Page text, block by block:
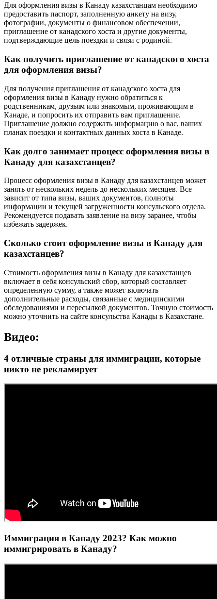
Для оформления визы в Канаду казахстанцам необходимо
предоставить паспорт, заполненную анкету на визу,
фотографии, документы о финансовом обеспечении,
приглашение от канадского хоста и другие документы,
подтверждающие цель поездки и связи с родиной.
Как получить приглашение от канадского хоста
для оформления визы?
Для получения приглашения от канадского хоста для
оформления визы в Канаду нужно обратиться к
родственникам, друзьям или знакомым, проживающим в
Канаде, и попросить их отправить вам приглашение.
Приглашение должно содержать информацию о вас, ваших
планах поездки и контактных данных хоста в Канаде.
Как долго занимает процесс оформления визы в
Канаду для казахстанцев?
Процесс оформления визы в Канаду для казахстанцев может
занять от нескольких недель до нескольких месяцев. Все
зависит от типа визы, ваших документов, полноты
информации и текущей загруженности консульского отдела.
Рекомендуется подавать заявление на визу заранее, чтобы
избежать задержек.
Сколько стоит оформление визы в Канаду для
казахстанцев?
Стоимость оформления визы в Канаду для казахстанцев
включает в себя консульский сбор, который составляет
определенную сумму, а также может включать
дополнительные расходы, связанные с медицинскими
обследованиями и пересылкой документов. Точную стоимость
можно уточнить на сайте консульства Канады в Казахстане.
Видео:
4 отличные страны для иммиграции, которые
никто не рекламирует
Иммиграция в Канаду 2023? Как можно
иммигрировать в Канаду?